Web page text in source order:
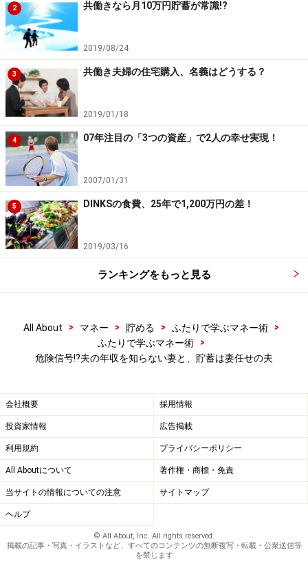
有職主婦の場合、お互いの収入を家計に入れることか
ら、生活費を分担するする割合や管理の方法を決める関
係上、お互いの収入を知る機会があるため、専業主婦よ
りも認知度が上がったと考えられます。
生活費を妻に渡して家計管理を任せる場合、家計全体の
収入と支出がどうなっているのかは、妻は気になるとこ
ろでしょう。夫婦でお金の隠し事はなくして、2人で協
力していかないと、これからの厳しい世の中では通用し
ません。
＞＞危険信号!? 夫婦の貯蓄・家計管理・マネープランは
どうなっている？
い。
2 共働きなら月10万円貯蓄が常識!?
2019/08/24
3 共働き夫婦の住宅購入、名義はどうする？
2019/01/18
4 07年注目の「3つの資産」で2人の幸せ実現！
2007/01/31
5 DINKSの食費、25年で1,200万円の差！
2019/03/16
ランキングをもっと見る
All About > マネー > 貯める > ふたりで学ぶマネー術
>
ふたりで学ぶマネー術
>
危険信号!?夫の年収を知らない妻と、貯蓄は妻任せの夫
会社概要 採用情報
投資家情報 広告掲載
利用規約 プライバシーポリシー
All Aboutについて 著作権・商標・免責
当サイトの情報についての注意 サイトマップ
ヘルプ
© All About, Inc. All rights reserved.
掲載の記事・写真・イラストなど、すべてのコンテンツの無断複写・転載・公衆送信等
を禁じます